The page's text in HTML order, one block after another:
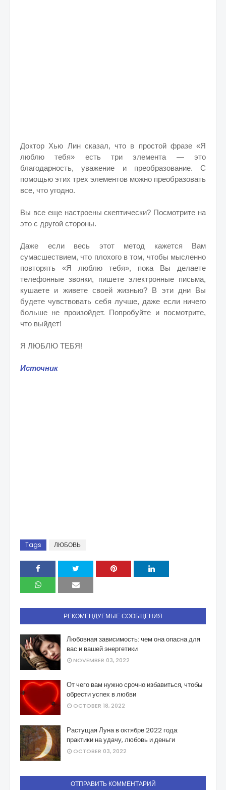
Доктор Хью Лин сказал, что в простой фразе «Я
люблю тебя» есть три элемента — это
благодарность, уважение и преобразование. С
помощью этих трех элементов можно преобразовать
все, что угодно.
Вы все еще настроены скептически? Посмотрите на
это с другой стороны.
Даже если весь этот метод кажется Вам
сумасшествием, что плохого в том, чтобы мысленно
повторять «Я люблю тебя», пока Вы делаете
телефонные звонки, пишете электронные письма,
кушаете и живете своей жизнью? В эти дни Вы
будете чувствовать себя лучше, даже если ничего
больше не произойдет. Попробуйте и посмотрите,
что выйдет!
Я ЛЮБЛЮ ТЕБЯ!
Источник
Tags ЛЮБОВЬ
РЕКОМЕНДУЕМЫЕ СООБЩЕНИЯ
Любовная зависимость: чем она опасна для
вас и вашей энергетики
NOVEMBER 03, 2022
От чего вам нужно срочно избавиться, чтобы
обрести успех в любви
OCTOBER 18, 2022
Растущая Луна в октябре 2022 года:
практики на удачу, любовь и деньги
OCTOBER 03, 2022
ОТПРАВИТЬ КОММЕНТАРИЙ